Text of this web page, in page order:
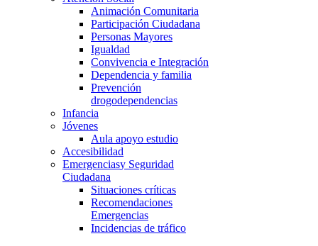
Animación Comunitaria
Participación Ciudadana
Personas Mayores
Igualdad
Convivencia e Integración
Dependencia y familia
Prevención
drogodependencias
Infancia
Jóvenes
Aula apoyo estudio
Accesibilidad
Emergenciasy Seguridad
Ciudadana
Situaciones críticas
Recomendaciones
Emergencias
Incidencias de tráfico